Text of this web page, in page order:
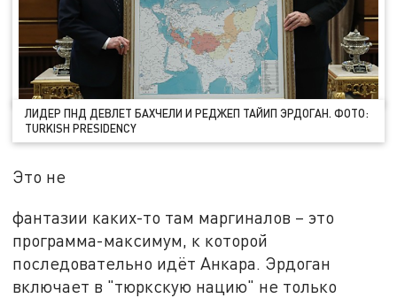
ЛИДЕР ПНД ДЕВЛЕТ БАХЧЕЛИ И РЕДЖЕП ТАЙИП ЭРДОГАН. ФОТО:
TURKISH PRESIDENCY
Это не
фантазии каких-то там маргиналов – это
программа-максимум, к которой
последовательно идёт Анкара. Эрдоган
включает в "тюркскую нацию" не только